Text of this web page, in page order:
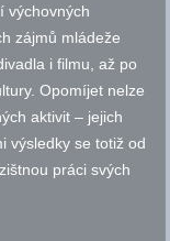
výchovných
zájmů mládeže
i filmu, až po
Opomíjet nelze
aktivit – jejich
výsledky se totiž od
práci svých